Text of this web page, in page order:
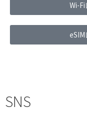
Wi-
SNS